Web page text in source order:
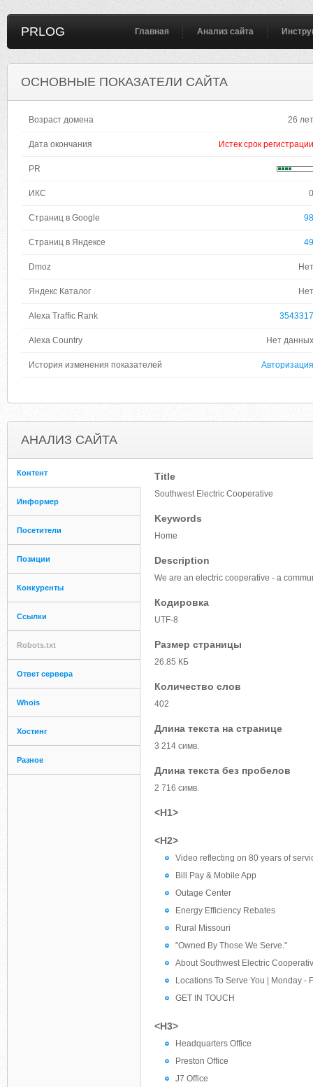
PRLOG Главная Анализ сайта
ОСНОВНЫЕ ПОКАЗАТЕЛИ САЙТА
Возраст домена 26 лет
Дата окончания Истек срок регистрации
PR
ИКС 0
Страниц в Google 98
Страниц в Яндексе 49
Dmoz Нет
Яндекс Каталог Нет
Alexa Traffic Rank 3543317
Alexa Country Нет данных
История изменения показателей Авторизация
АНАЛИЗ САЙТА
Контент
Информер
Посетители
Позиции
Конкуренты
Ссылки
Robots.txt
Ответ сервера
Whois
Хостинг
Разное
Title
Southwest Electric Cooperative
Keywords
Home
Description
We are an electric cooperative - a
Кодировка
UTF-8
Размер страницы
26.85 КБ
Количество слов
402
Длина текста на странице
3 214 симв.
Длина текста без пробелов
2 716 симв.
<H1>
<H2>
Video reflecting on 80 years of
Bill Pay & Mobile App
Outage Center
Energy Efficiency Rebates
Rural Missouri
"Owned By Those We Serve."
About Southwest Electric
Locations To Serve You | Monday -
GET IN TOUCH
<H3>
Headquarters Office
Preston Office
J7 Office